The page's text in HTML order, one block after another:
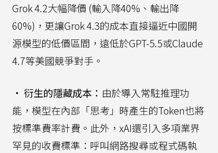
Grok 4.2大幅降價 (輸入降40%、輸出降
60%)，更讓Grok 4.3的成本直接逼近中國開
源模型的低價區間，遠低於GPT-5.5或Claude
4.7等美國競爭對手。
• 衍生的隱藏成本： 由於導入常駐推理功
能，模型在內部「思考」時產生的Token也將
按標準費率計費。此外，xAI還引入多項業界
罕見的收費標準：呼叫網路搜尋或程式碼執